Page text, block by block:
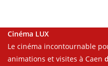
Cinéma LUX
Le cinéma incontournable
animations et visites à Caen